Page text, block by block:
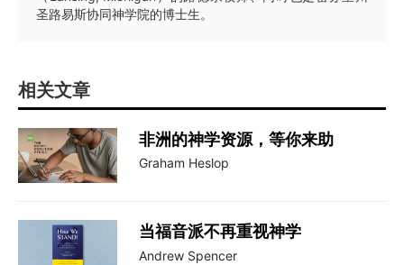
圣路易斯协同神学院的博士生。
相关文章
非洲的神学资源，等你来助
Graham Heslop
当福音派不再重视神学
Andrew Spencer